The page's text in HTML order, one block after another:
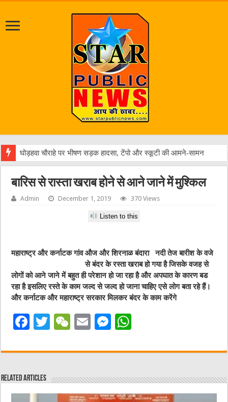
घोड़हवा चौराहे पर भीषण सड़क हादसा, टेंपो और स्कूटी की आमने-सामने भिड़ंत
बारिस से रास्ता खराब होने से आने जाने में मुश्किल
Admin December 1, 2019 370 Views
Listen to this
महाराष्ट्र और कर्नाटक गांव औज और शिरनाळ बंदारा नदी तेज बारीश के वजे
से बंदर के रस्ता खराब हो गया है जिसके वजह से
लोगों को आने जाने में बहुत ही परेशान हो जा रहा है और अपघात के कारण बड
रहा है इसलिए रस्ते के काम जल्द से जल्द हो जाना चाहिए एसे लोग बता रहे हैं।
और कर्नाटक और महाराष्ट्र सरकार मिलकर बंदर के काम करेंगे
F
c
e
b
T
it
r
W
C
at
E
ai
M
ss
n
at
A
Related Articles